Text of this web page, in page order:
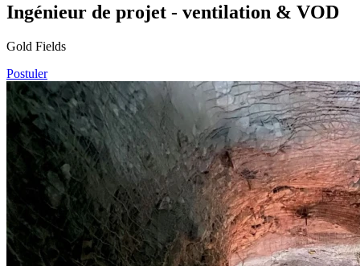
Ingénieur de projet - ventilation & VOD
Gold Fields
Postuler